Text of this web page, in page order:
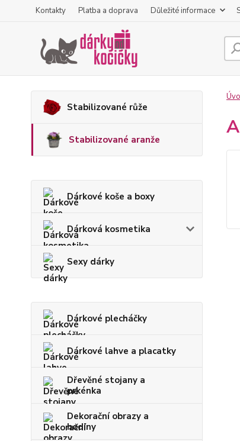
Kontakty Platba a doprava Důležité informace
Stabilizované růže
Stabilizované aranže
Dárkové koše a boxy
Dárková kosmetika
Sexy dárky
Dárkové plecháčky
Dárkové lahve a placatky
Dřevěné stojany a
prkénka
Dekorační obrazy a
hodiny